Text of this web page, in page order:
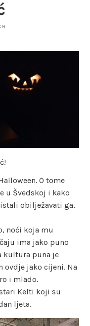
O tome
u Švedskoj i kako
obilježavati ga,
noći koja mu
ima jako puno
kultura puna je
ovdje jako cijeni. Na
i mlado.
Kelti koji su
ljeta.